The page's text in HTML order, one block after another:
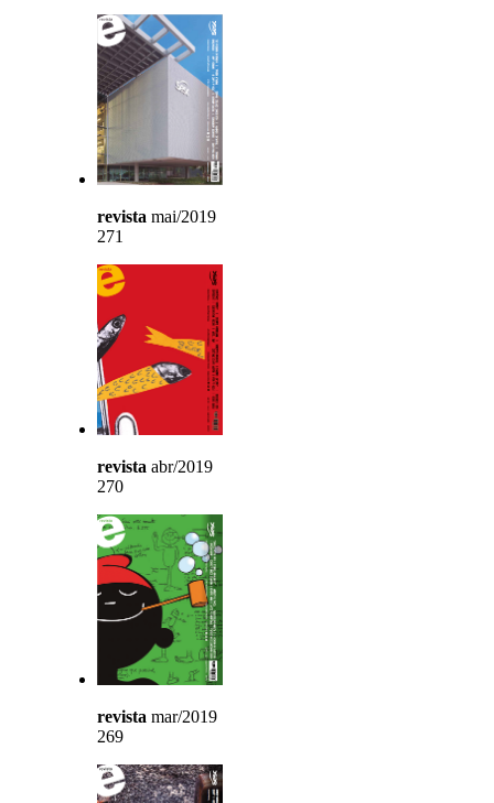
revista mai/2019
271
revista abr/2019
270
revista mar/2019
269